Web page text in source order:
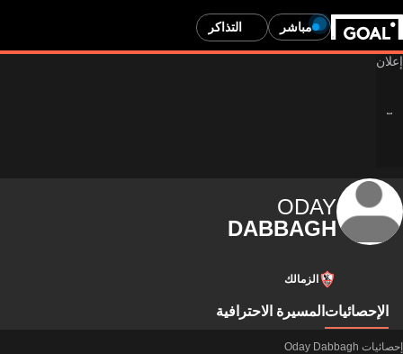
مباشر التذاكر
ODAY
DABBAGH
الزمالك
الإحصائيات المسيرة الاحترافية
إحصائيات Oday Dabbagh